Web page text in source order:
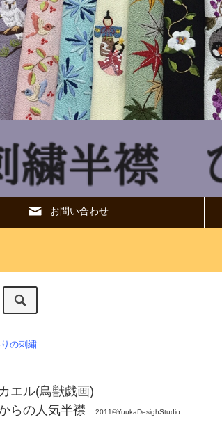
お問い合わせ
の刺繍
エル(鳥獣戯画)
らの人気半襟
2011©YuukaDesighStudio